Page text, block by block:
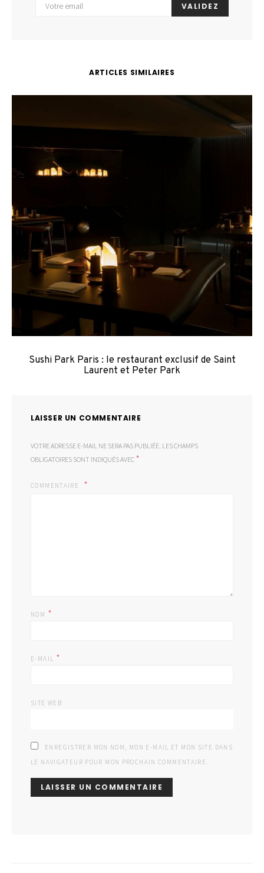
VALIDEZ
ARTICLES SIMILAIRES
Sushi Park Paris : le restaurant exclusif de Saint
Laurent et Peter Park
LAISSER UN COMMENTAIRE
VOTRE ADRESSE E-MAIL NE SERA PAS PUBLIÉE. LES CHAMPS
OBLIGATOIRES SONT INDIQUÉS AVEC *
COMMENTAIRE
NOM *
E-MAIL *
SITE WEB
ENREGISTRER MON NOM, MON E-MAIL ET MON SITE DANS
LE NAVIGATEUR POUR MON PROCHAIN COMMENTAIRE.